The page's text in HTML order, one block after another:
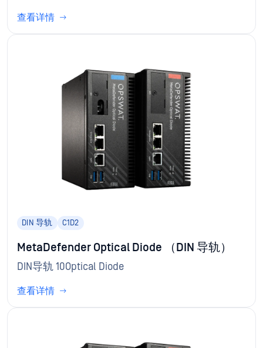
查看详情
DIN 导轨 C1D2
MetaDefender Optical Diode （DIN 导轨）
DIN导轨 10Optical Diode
查看详情